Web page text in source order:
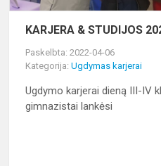
KARJERA & STUDIJOS
Paskelbta: 2022-04-06
Kategorija:Ugdymas karjerai
Ugdymo karjerai dieną III-IV
gimnazistai lankėsi